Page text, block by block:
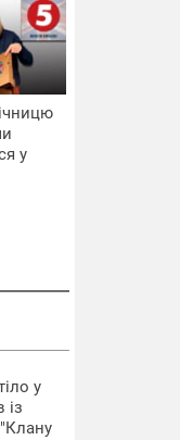
у
у
із